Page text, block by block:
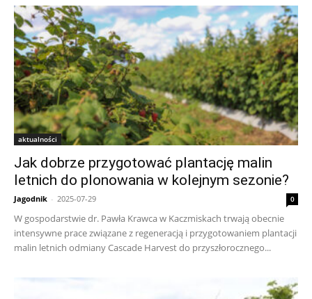
aktualności
Jak dobrze przygotować plantację malin
letnich do plonowania w kolejnym sezonie?
Jagodnik - 2025-07-29 0
W gospodarstwie dr. Pawła Krawca w Kaczmiskach trwają obecnie
intensywne prace związane z regeneracją i przygotowaniem plantacji
malin letnich odmiany Cascade Harvest do przyszłorocznego...